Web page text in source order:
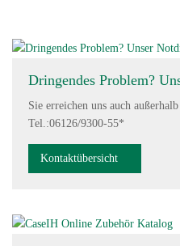
Dringendes Problem?
Sie erreichen uns auch
Tel.:06126/9300-55*
Kontaktübersicht